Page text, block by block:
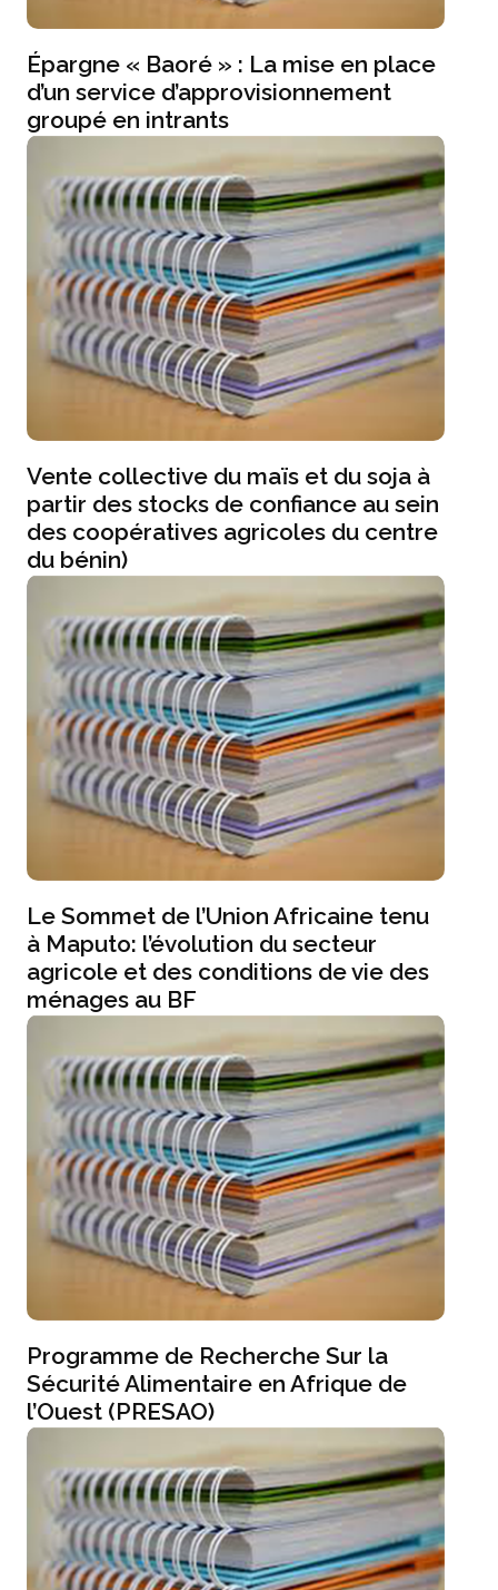
Épargne « Baoré » : La mise en place
d’un service d’approvisionnement
groupé en intrants
Vente collective du maïs et du soja à
partir des stocks de confiance au sein
des coopératives agricoles du centre
du bénin)
Le Sommet de l’Union Africaine tenu
à Maputo: l’évolution du secteur
agricole et des conditions de vie des
ménages au BF
Programme de Recherche Sur la
Sécurité Alimentaire en Afrique de
l’Ouest (PRESAO)